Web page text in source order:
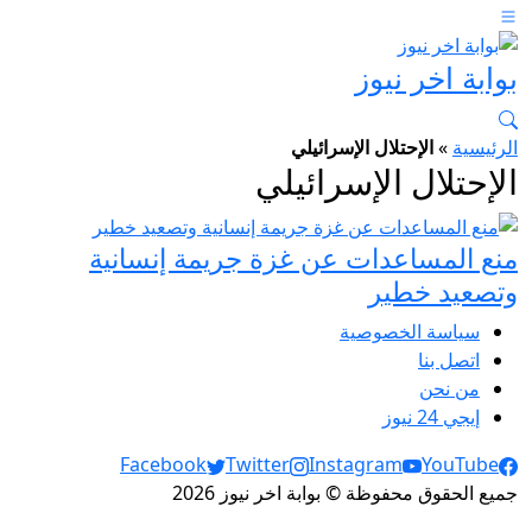
بوابة اخر نيوز
الرئيسية »الإحتلال الإسرائيلي
الإحتلال الإسرائيلي
منع المساعدات عن غزة جريمة إنسانية
وتصعيد خطير
سياسة الخصوصية
اتصل بنا
من نحن
إيجي 24 نيوز
Social Links
Facebook Twitter Instagram
YouTube
جميع الحقوق محفوظة © بوابة اخر نيوز 2026